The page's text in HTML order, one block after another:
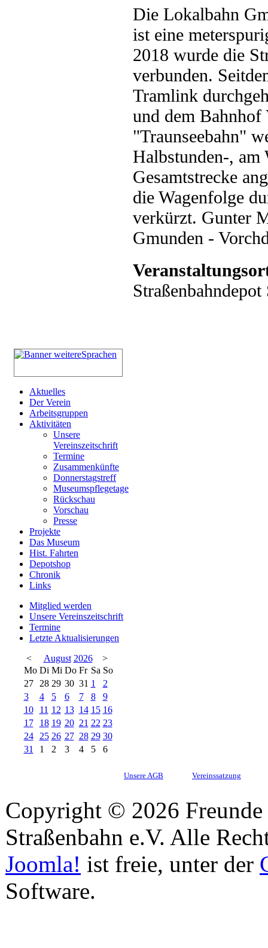
Die Lokalbahn
ist eine
2018 wurde die
verbunden.
Tramlink
und dem
"Traunseebahn"
Halbstunden-, am
Gesamtstrecke
die Wagenfolge
verkürzt. Gunter
Gmunden -
Straßenbahndepot
Aktuelles
Der Verein
Arbeitsgruppen
Aktivitäten
Unsere
Vereinszeitschrift
Termine
Zusammenkünfte
Donnerstagstreff
Museumspflegetage
Rückschau
Vorschau
Presse
Projekte
Das Museum
Hist. Fahrten
Depotshop
Chronik
Links
Mitglied werden
Unsere Vereinszeitschrift
Termine
Letzte Aktualisierungen
<
August 2026
>
Mo Di Mi Do Fr Sa So
27
28 29 30 31 1
2
3
4 5 6 7 8
9
10
11 12 13 14 15 16
17
18 19 20 21 22 23
24
25 26 27 28 29 30
31
1 2 3 4 5 6
Unsere AGB Vereinssatzung
Copyright © 2026
Straßenbahn e.V. Alle
Joomla! ist freie, unter der
Software.